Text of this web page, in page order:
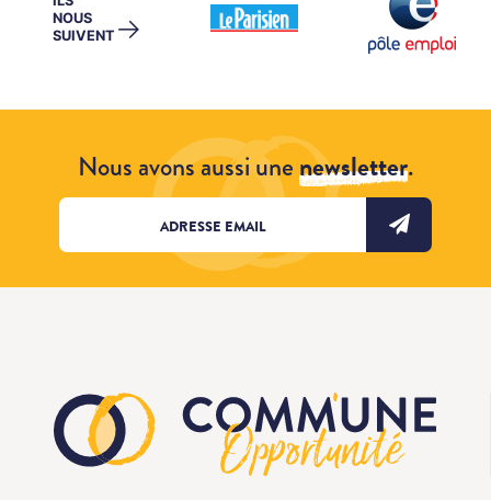
NOUS
SUIVENT →
Nous avons aussi unenewsletter.